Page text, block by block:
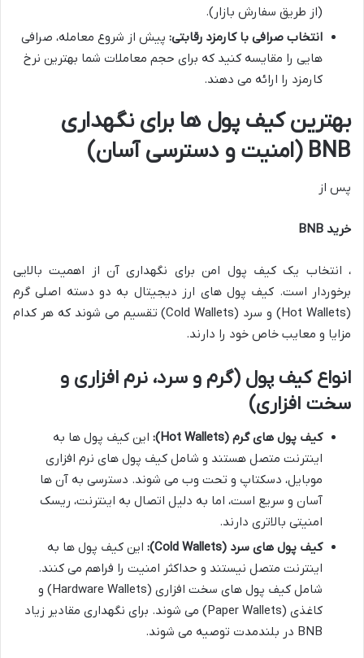
(از طریق سفارش بازار).
انتخاب صرافی با کارمزد رقابتی: پیش از شروع معامله، صرافی
هایی را مقایسه کنید که برای حجم معاملات شما بهترین نرخ
کارمزد را ارائه می دهند.
بهترین کیف پول ها برای نگهداری
BNB (امنیت و دسترسی آسان)
پس از
خرید BNB
، انتخاب یک کیف پول امن برای نگهداری آن از اهمیت بالایی
برخوردار است. کیف پول های ارز دیجیتال به دو دسته اصلی گرم
(Hot Wallets) و سرد (Cold Wallets) تقسیم می شوند که هر کدام
مزایا و معایب خاص خود را دارند.
انواع کیف پول (گرم و سرد، نرم افزاری و
سخت افزاری)
کیف پول های گرم (Hot Wallets):
این کیف پول ها به
اینترنت متصل هستند و شامل کیف پول های نرم افزاری
موبایل، دسکتاپ و تحت وب می شوند. دسترسی به آن ها
آسان و سریع است، اما به دلیل اتصال به اینترنت، ریسک
امنیتی بالاتری دارند.
کیف پول های سرد (Cold Wallets):
این کیف پول ها به
اینترنت متصل نیستند و حداکثر امنیت را فراهم می کنند.
شامل کیف پول های سخت افزاری (Hardware Wallets) و
کاغذی (Paper Wallets) می شوند. برای نگهداری مقادیر زیاد
BNB در بلندمدت توصیه می شوند.